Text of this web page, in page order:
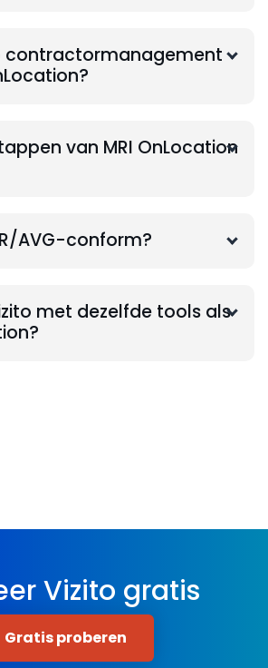
contractormanagement
van MRI OnLocation
AVG-conform?
met dezelfde tools als
Vizito gratis
Gratis proberen